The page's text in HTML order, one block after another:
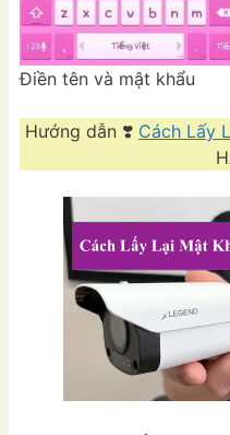
Điền tên và mật khẩu
Hướng dẫn ❣️ Cách Lấy